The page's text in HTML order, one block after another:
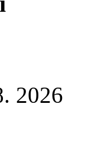
2026